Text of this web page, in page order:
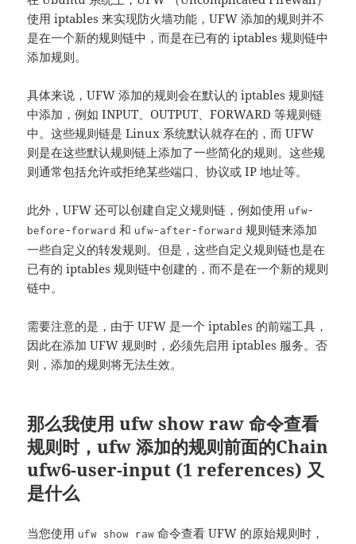
使用 iptables 来实现防火墙功能，UFW 添加的规则并不
是在一个新的规则链中，而是在已有的 iptables 规则链中
添加规则。
具体来说，UFW 添加的规则会在默认的 iptables 规则链
中添加，例如 INPUT、OUTPUT、FORWARD 等规则链
中。这些规则链是 Linux 系统默认就存在的，而 UFW
则是在这些默认规则链上添加了一些简化的规则。这些规
则通常包括允许或拒绝某些端口、协议或 IP 地址等。
此外，UFW 还可以创建自定义规则链，例如使用 ufw-
before-forward 和 ufw-after-forward 规则链来添加
一些自定义的转发规则。但是，这些自定义规则链也是在
已有的 iptables 规则链中创建的，而不是在一个新的规则
链中。
需要注意的是，由于 UFW 是一个 iptables 的前端工具，
因此在添加 UFW 规则时，必须先启用 iptables 服务。否
则，添加的规则将无法生效。
那么我使用 ufw show raw 命令查看
规则时，ufw 添加的规则前面的Chain
ufw6-user-input (1 references) 又
是什么
当您使用 ufw show raw 命令查看 UFW 的原始规则时，